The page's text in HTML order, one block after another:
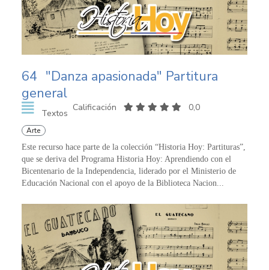
64 "Danza apasionada" Partitura
general
Textos
Calificación 0,0
Arte
Este recurso hace parte de la colección “Historia Hoy: Partituras”,
que se deriva del Programa Historia Hoy: Aprendiendo con el
Bicentenario de la Independencia, liderado por el Ministerio de
Educación Nacional con el apoyo de la Biblioteca Nacion...